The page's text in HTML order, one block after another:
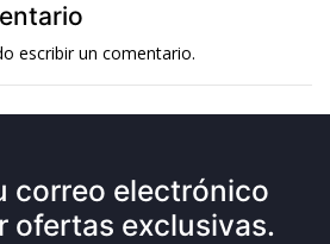
escribir un comentario.
correo electrónico
ofertas exclusivas.